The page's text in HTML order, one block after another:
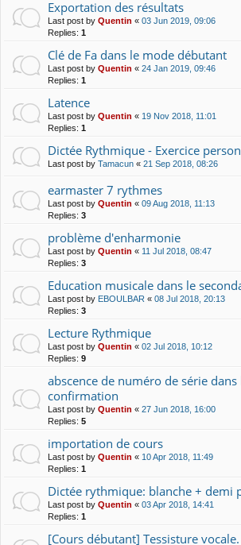
Exportation des résultats
Last post by Quentin « 03 Jun 2019, 09:06
Replies: 1
Clé de Fa dans le mode débutant
Last post by Quentin « 24 Jan 2019, 09:46
Replies: 1
Latence
Last post by Quentin « 19 Nov 2018, 11:01
Replies: 1
Dictée Rythmique - Exercice
Last post by Tamacun « 21 Sep 2018, 08:26
earmaster 7 rythmes
Last post by Quentin « 09 Aug 2018, 11:13
Replies: 3
problème d'enharmonie
Last post by Quentin « 11 Jul 2018, 08:47
Replies: 3
Education musicale dans le
Last post by EBOULBAR « 08 Jul 2018, 20:13
Replies: 3
Lecture Rythmique
Last post by Quentin « 02 Jul 2018, 10:12
Replies: 9
abscence de numéro de série
confirmation
Last post by Quentin « 27 Jun 2018, 16:00
Replies: 5
importation de cours
Last post by Quentin « 10 Apr 2018, 11:49
Replies: 1
Dictée rythmique: blanche + demi
Last post by Quentin « 03 Apr 2018, 14:41
Replies: 1
[Cours débutant] Tessisture vocale.